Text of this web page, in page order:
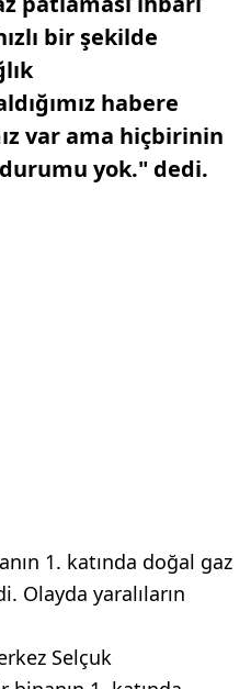
bir şekilde
habere
var ama hiçbirinin
yok." dedi.
1. katında doğal gaz
Olayda yaralıların
Selçuk